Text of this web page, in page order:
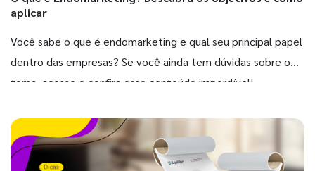
aplicar
Você sabe o que é endomarketing e qual seu principal papel
dentro das empresas? Se você ainda tem dúvidas sobre o
tema, acesse e confira esse conteúdo imperdível!